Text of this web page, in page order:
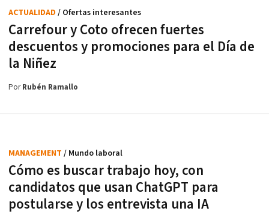
Carrefour y Coto ofrecen fuertes
descuentos y promociones para el Día de
la Niñez
ACTUALIDAD / Ofertas interesantes
PorRubén Ramallo
Cómo es buscar trabajo hoy, con
candidatos que usan ChatGPT para
postularse y los entrevista una IA
MANAGEMENT / Mundo laboral